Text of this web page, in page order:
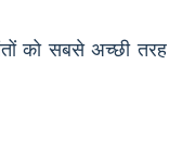
को सबसे अच्छी